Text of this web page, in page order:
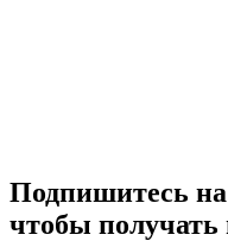
Подпишитесь
чтобы получать